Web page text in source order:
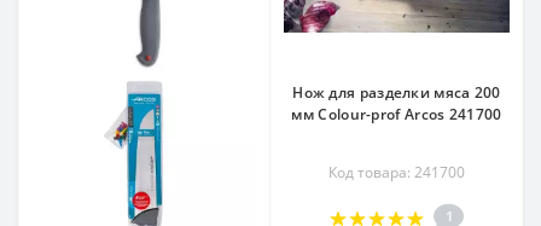
Нож для разделки мяса 200
мм Сolour-prof Arcos 241700
Код товара: 241700
1